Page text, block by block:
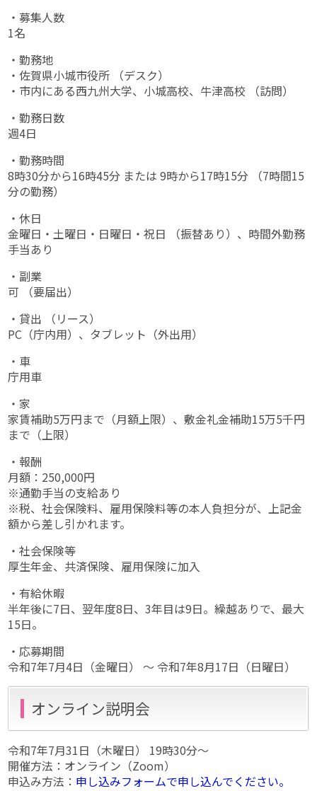
・募集人数
1名
・勤務地
・佐賀県小城市役所 （デスク）
・市内にある西九州大学、小城高校、牛津高校 （訪問）
・勤務日数
週4日
・勤務時間
8時30分から16時45分 または 9時から17時15分 （7時間15
分の勤務）
・休日
金曜日・土曜日・日曜日・祝日 （振替あり）、時間外勤務
手当あり
・副業
可 （要届出）
・貸出 （リース）
PC（庁内用）、タブレット（外出用）
・車
庁用車
・家
家賃補助5万円まで（月額上限）、敷金礼金補助15万5千円
まで（上限）
・報酬
月額：250,000円
※通勤手当の支給あり
※税、社会保険料、雇用保険料等の本人負担分が、上記金
額から差し引かれます。
・社会保険等
厚生年金、共済保険、雇用保険に加入
・有給休暇
半年後に7日、翌年度8日、3年目は9日。繰越ありで、最大
15日。
・応募期間
令和7年7月4日（金曜日） ～ 令和7年8月17日（日曜日）
オンライン説明会
令和7年7月31日（木曜日） 19時30分～
開催方法：オンライン（Zoom）
申込み方法： 申し込みフォームで申し込んでください。